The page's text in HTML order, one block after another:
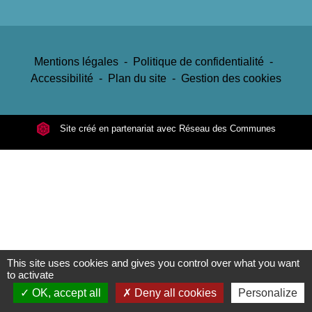
Mentions légales - Politique de confidentialité -
Accessibilité - Plan du site - Gestion des cookies
Site créé en partenariat avec Réseau des Communes
This site uses cookies and gives you control over what you want
to activate
OK, accept all
Deny all cookies Personalize